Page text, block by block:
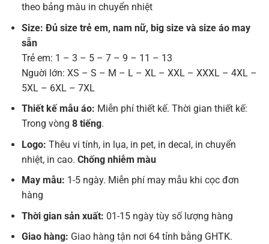
theo bảng màu in chuyển nhiệt
Size: Đủ size trẻ em, nam nữ, big size và size áo may
sẵn
Trẻ em: 1 – 3 – 5 – 7 – 9 – 11 – 13
Nguời lớn: XS – S – M – L – XL – XXL – XXXL – 4XL –
5XL – 6XL – 7XL
Thiết kế mẫu áo: Miễn phí thiết kế. Thời gian thiết kế:
Trong vòng 8 tiếng.
Logo: Thêu vi tính, in lụa, in pet, in decal, in chuyển
nhiệt, in cao. Chống nhiễm màu
May mẫu: 1-5 ngày. Miễn phí may mẫu khi cọc đơn
hàng
Thời gian sản xuất: 01-15 ngày tùy số lượng hàng
Giao hàng: Giao hàng tận nơi 64 tỉnh bằng GHTK.